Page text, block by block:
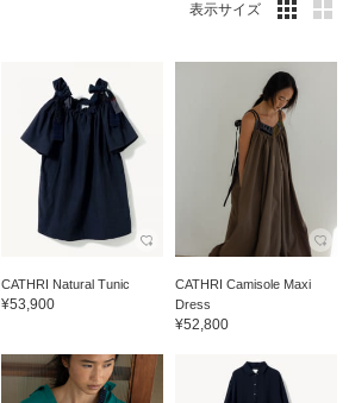
表示サイズ
CATHRI Natural Tunic
¥53,900
CATHRI Camisole Maxi
Dress
¥52,800